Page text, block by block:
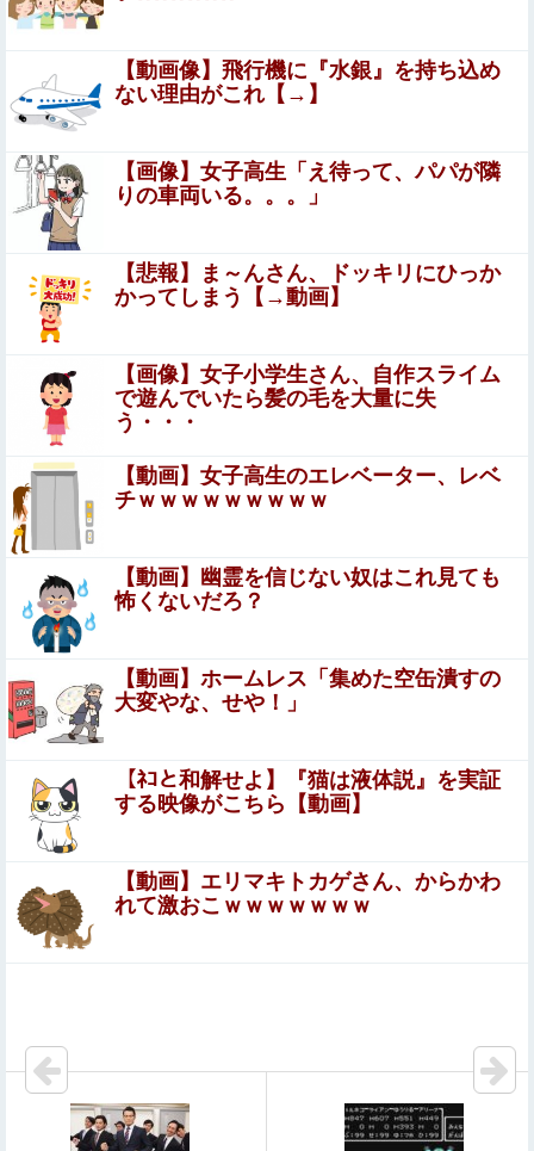
【悲報】JKだけど母親が不倫してるみたいです⇒！！！
【エ□漫画】 「コスプレ売り子の後は…オフパコですよ
ね？」「えっ？」
【エ●漫画】乱交物のエ●漫画←これｗｗｗ
【K悲報】審判“性接待”発覚で大揺れの韓国サッ
カー協会、当然『あの大会』についても疑われて
しまう…
【画像】 JSJCの開脚トレーニング、ほぼ性交ｗｗｗｗｗ
ｗｗｗｗｗｗ
鈴村奈美アナ、乳寄せサスペンダーニットお●ぱいエッ
ロ！膨らみムギュ
【赤っ恥】「航空機事故で『搭乗者に日本人は居ない』と
いう発表は嫌い。人間として同じ価値だと思う」→ツッコ
ミ殺到も「自分が気に入らないと思った」と...
【画像】もうこれくらいの外人でいいから交尾したいｗｗ
ｗ
【悲報】生挿入にビビってる女多すぎだろｗｗｗｗｗｗｗ
ｗｗｗwwww
【にじさんじ】 すこや、母親に「ゴミ持ってきなさい
よ！」→ おしり振りながら「いーやーヤダヤダ」した結果
ガチめにしばかれる
【画像】３大エ□後藤真希はこれだ！【乳首あり】
【動画】バイクの少年を無理やり止めるパトカーが怖いｗ
ｗｗｗ
【日向坂46】18thフォーメーション予想！！他
エロ漫画『縄酔い〜おぼこ令嬢は縄の快楽に堕とされ
セク口スでイキまくってしまうｗｗｗｗｗｗｗｗｗｗｗ
西村ゆか「もー離婚する？」ひろゆき「ちょちょw待って
くださいよー」←これさぁ
【動画像】飛行機に『水銀』を持ち込め
ない理由がこれ【→】
【画像】女子高生「え待って、パパが隣
りの車両いる。。。」
【悲報】ま～んさん、ドッキリにひっか
かってしまう【→動画】
【画像】女子小学生さん、自作スライム
で遊んでいたら髪の毛を大量に失
う・・・
【動画】女子高生のエレベーター、レベ
チｗｗｗｗｗｗｗｗｗ
【動画】幽霊を信じない奴はこれ見ても
怖くないだろ？
【動画】ホームレス「集めた空缶潰すの
大変やな、せや！」
【ﾈｺと和解せよ】『猫は液体説』を実証
する映像がこちら【動画】
【動画】エリマキトカゲさん、からかわ
れて激おこｗｗｗｗｗｗｗ